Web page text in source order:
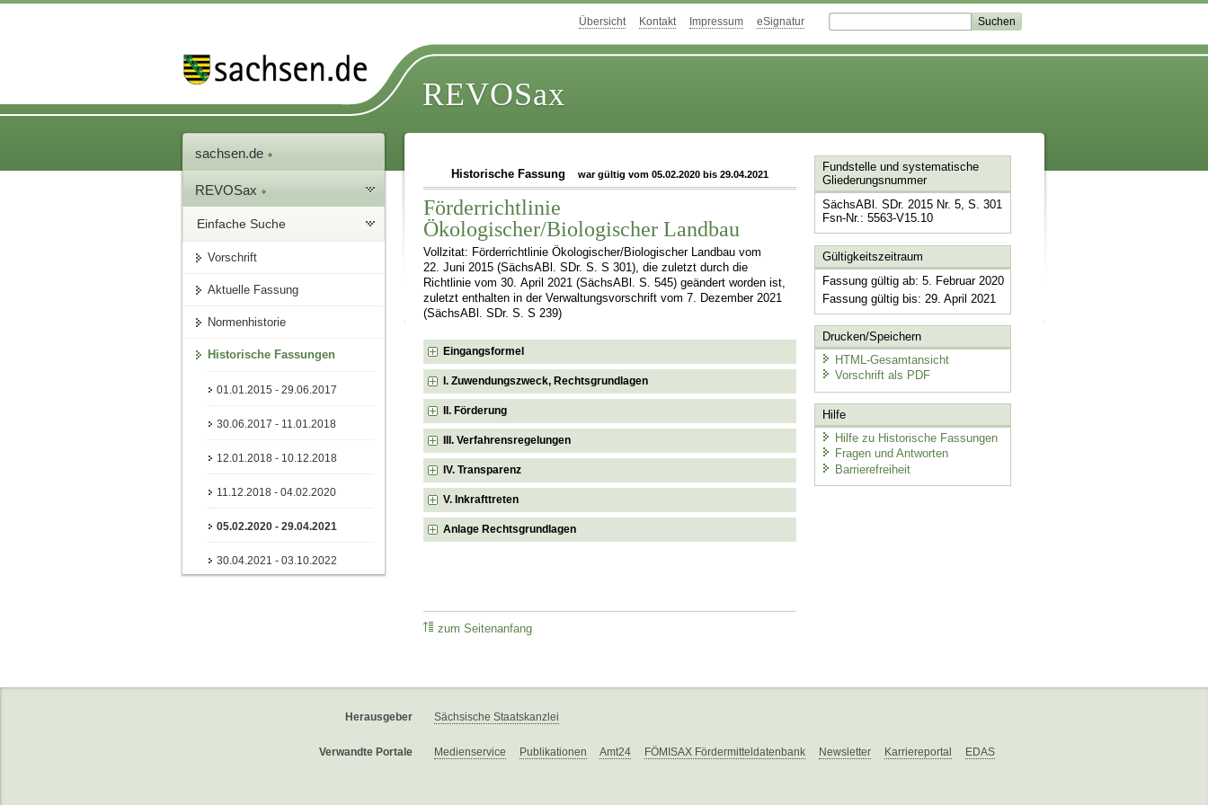
Übersicht Kontakt Impressum eSignatur
REVOSax
sachsen.de
REVOSax
Einfache Suche
Vorschrift
Aktuelle Fassung
Normenhistorie
Historische Fassungen
01.01.2015 - 29.06.2017
30.06.2017 - 11.01.2018
12.01.2018 - 10.12.2018
11.12.2018 - 04.02.2020
05.02.2020 - 29.04.2021
30.04.2021 - 03.10.2022
Historische Fassung war gültig vom 05.02.2020 bis 29.04.2021
Förderrichtlinie
Ökologischer/Biologischer Landbau
Vollzitat: Förderrichtlinie Ökologischer/Biologischer Landbau vom
22. Juni 2015 (SächsABl. SDr. S. S 301), die zuletzt durch die
Richtlinie vom 30. April 2021 (SächsABl. S. 545) geändert worden ist,
zuletzt enthalten in der Verwaltungsvorschrift vom 7. Dezember 2021
(SächsABl. SDr. S. S 239)
Eingangsformel
I. Zuwendungszweck, Rechtsgrundlagen
II. Förderung
III. Verfahrensregelungen
IV. Transparenz
V. Inkrafttreten
Anlage Rechtsgrundlagen
zum Seitenanfang
Fundstelle und systematische
Gliederungsnummer
SächsABl. SDr. 2015 Nr. 5, S. 301
Fsn-Nr.: 5563-V15.10
Gültigkeitszeitraum
Fassung gültig ab: 5. Februar 2020
Fassung gültig bis: 29. April 2021
Drucken/Speichern
HTML-Gesamtansicht
Vorschrift als PDF
Hilfe
Hilfe zu Historische Fassungen
Fragen und Antworten
Barrierefreiheit
Herausgeber Sächsische Staatskanzlei
Verwandte Portale Medienservice Publikationen Amt24 FÖMISAX Fördermitteldatenbank Newsletter Karriereportal EDAS